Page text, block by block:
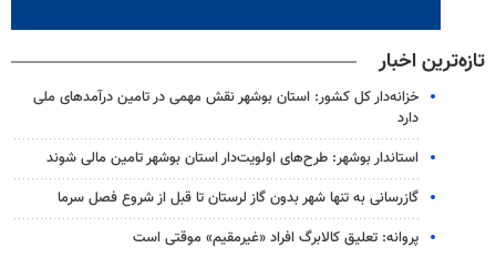
تازه‌ترین اخبار
خزانه‌دار کل کشور: استان بوشهر نقش مهمی در تامین درآمدهای ملی
دارد
استاندار بوشهر: طرح‌های اولویت‌دار استان بوشهر تامین مالی شوند
گازرسانی به تنها شهر بدون گاز لرستان تا قبل از شروع فصل سرما
پروانه: تعلیق کالابرگ افراد «غیرمقیم» موقتی است